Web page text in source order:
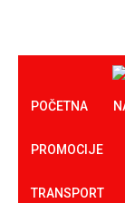
POČETNA
PROMOCIJE
TRANSPORT